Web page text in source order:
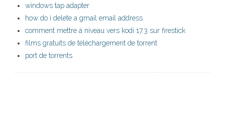
windows tap adapter
how do i delete a gmail email address
comment mettre à niveau vers kodi 17.3 sur firestick
films gratuits de téléchargement de torrent
port de torrents